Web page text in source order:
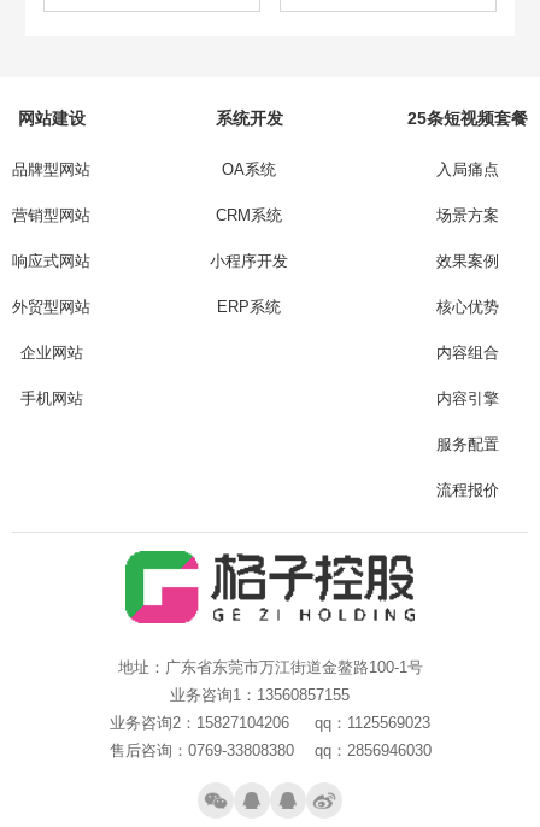
网站建设
品牌型网站
营销型网站
响应式网站
外贸型网站
企业网站
手机网站
系统开发
OA系统
CRM系统
小程序开发
ERP系统
25条短视频套餐
入局痛点
场景方案
效果案例
核心优势
内容组合
内容引擎
服务配置
流程报价
地址：广东省东莞市万江街道金鳌路100-1号
业务咨询1：13560857155
业务咨询2：15827104206 qq：1125569023
售后咨询：0769-33808380 qq：2856946030